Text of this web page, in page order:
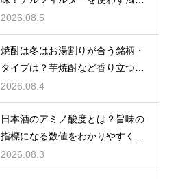
をあえて残す製法
2026.08.5
焼酎は冬はお湯割りが合う銘柄・
タイプは？芋焼酎など香り立つ本
格焼酎で体が温まる
2026.08.4
日本酒のアミノ酸度とは？旨味の
指標になる数値をわかりやすく解
説
2026.08.3